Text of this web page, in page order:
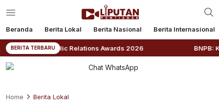
Beranda Berita Lokal Berita Nasional Berita Internasional
BERITA TERBARU
Public Relations Awards 2026 BNPB: Kalbar
Home Berita Lokal